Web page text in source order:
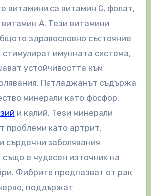
витамини са витамин С, фолат,
А. Тези витамини
здравословно състояние
стимулират имунната система,
устойчивостта към
Патладжанът съдържа
минерали като фосфор,
и калий. Тези минерали
проблеми като артрит,
сърдечни заболявания.
е чудесен източник на
Фибрите предпазват от рак
поддържат